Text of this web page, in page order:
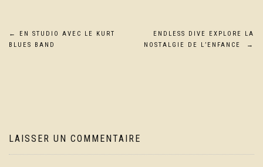
Navigation
←
EN STUDIO AVEC LE KURT
BLUES BAND
ENDLESS DIVE EXPLORE LA
NOSTALGIE DE L’ENFANCE
→
LAISSER UN COMMENTAIRE